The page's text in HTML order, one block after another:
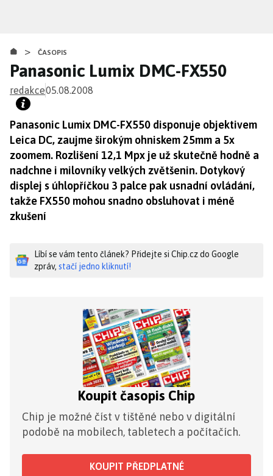
obsahu
> ČASOPIS
Panasonic Lumix DMC-FX550
redakce05.08.2008
Panasonic Lumix DMC-FX550 disponuje objektivem
Leica DC, zaujme širokým ohniskem 25mm a 5x
zoomem. Rozlišení 12,1 Mpx je už skutečně hodně a
nadchne i milovníky velkých zvětšenin. Dotykový
displej s úhlopříčkou 3 palce pak usnadní ovládání,
takže FX550 mohou snadno obsluhovat i méně
zkušení
Líbí se vám tento článek? Přidejte si Chip.cz do Google
zpráv, stačí jedno kliknutí!
Koupit časopis Chip
Chip je možné číst v tištěné nebo v digitální
podobě na mobilech, tabletech a počítačích.
KOUPIT PŘEDPLATNÉ